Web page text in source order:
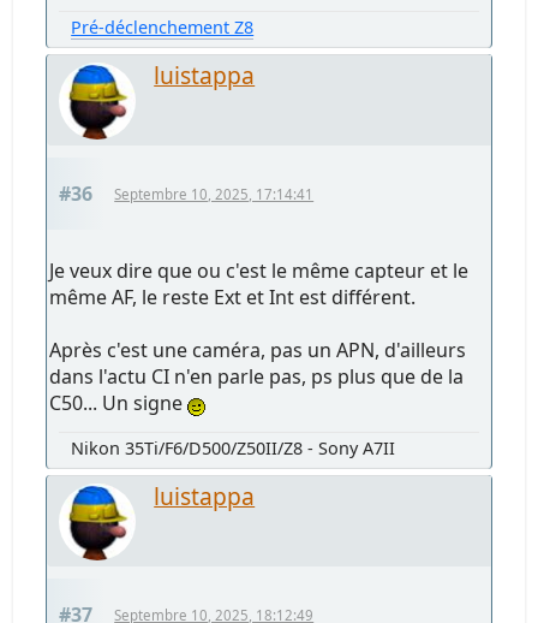
Pré-déclenchement Z8
luistappa
#36 Septembre 10, 2025, 17:14:41
Je veux dire que ou c'est le même capteur et le
même AF, le reste Ext et Int est différent.
Après c'est une caméra, pas un APN, d'ailleurs
dans l'actu CI n'en parle pas, ps plus que de la
C50... Un signe
Nikon 35Ti/F6/D500/Z50II/Z8 - Sony A7II
luistappa
#37 Septembre 10, 2025, 18:12:49